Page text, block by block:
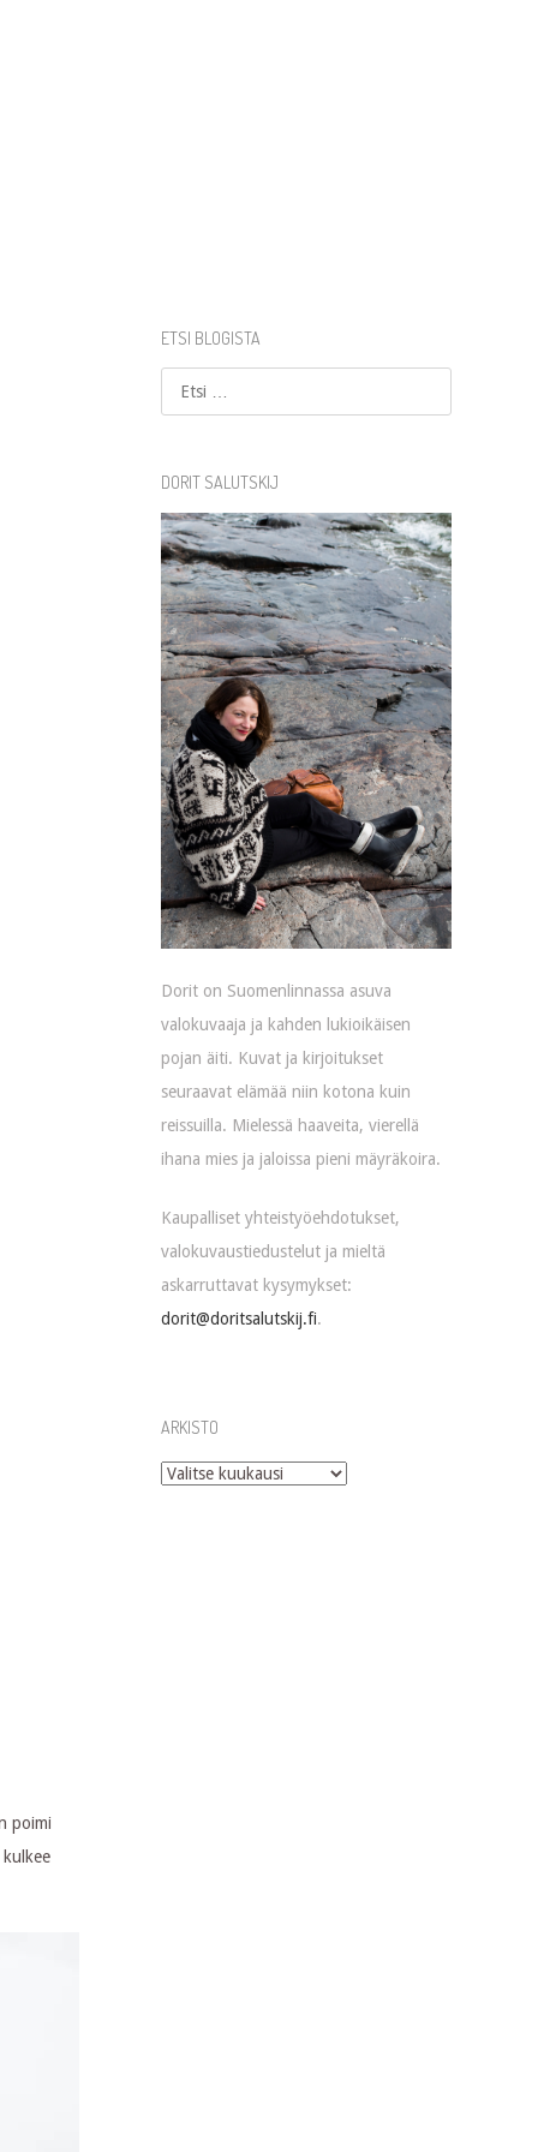
poimi
ETSI BLOGISTA
Etsi
DORIT SALUTSKIJ
Dorit on Suomenlinnassa asuva
valokuvaaja ja kahden lukioikäisen
pojan äiti. Kuvat ja kirjoitukset
seuraavat elämää niin kotona kuin
reissuilla. Mielessä haaveita, vierellä
ihana mies ja jaloissa pieni mäyräkoira.
Kaupalliset yhteistyöehdotukset,
valokuvaustiedustelut ja mieltä
askarruttavat kysymykset:
dorit@doritsalutskij.fi.
ARKISTO
Arkisto